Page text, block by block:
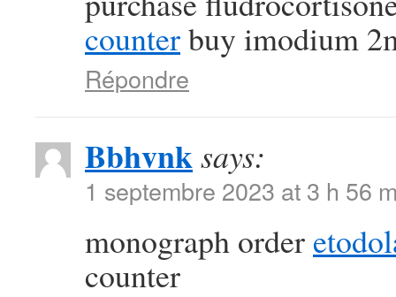
counterbuy imodium
Répondre
Bbhvnksays:
1 septembre 2023 at 3 h 56
monograph order
counter